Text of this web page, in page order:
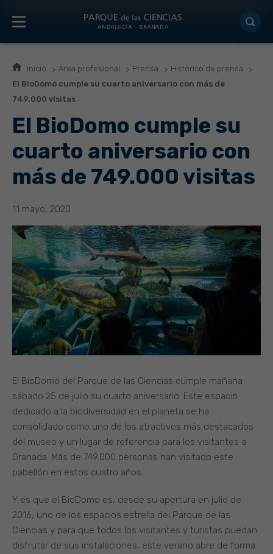
Inicio Área profesional Prensa
Histórico de prensa
El BioDomo cumple su cuarto aniversario con más de
749.000 visitas
El BioDomo cumple su
cuarto aniversario con
más de 749.000 visitas
11 mayo, 2020
El BioDomo del Parque de las Ciencias cumple mañana
sábado 25 de julio su cuarto aniversario. Este espacio
dedicado a la biodiversidad en el planeta se ha
consolidado como uno de los atractivos más destacados
del museo y un lugar de referencia para los visitantes a
Granada. Más de 749.000 personas han visitado este
pabellón en estos cuatro años.
Y es que el BioDomo es, desde su apertura en julio de
2016, uno de los espacios estrella del Parque de las
Ciencias y para que todos los visitantes y turistas puedan
disfrutar de sus instalaciones, este verano abre de forma